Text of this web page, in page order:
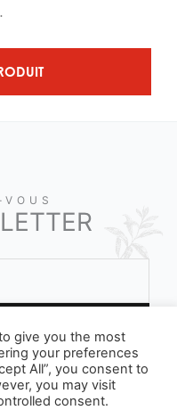
nos conditions
give you the most
your preferences
All”, you consent to
you may visit
consent.